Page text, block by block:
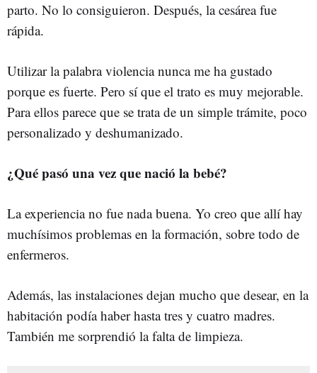
parto. No lo consiguieron. Después, la cesárea fue
rápida.
Utilizar la palabra violencia nunca me ha gustado
porque es fuerte. Pero sí que el trato es muy mejorable.
Para ellos parece que se trata de un simple trámite, poco
personalizado y deshumanizado.
¿Qué pasó una vez que nació la bebé?
La experiencia no fue nada buena. Yo creo que allí hay
muchísimos problemas en la formación, sobre todo de
enfermeros.
Además, las instalaciones dejan mucho que desear, en la
habitación podía haber hasta tres y cuatro madres.
También me sorprendió la falta de limpieza.